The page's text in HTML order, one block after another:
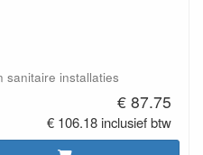
sanitaire installaties
€ 87.75
€ 106.18 inclusief btw